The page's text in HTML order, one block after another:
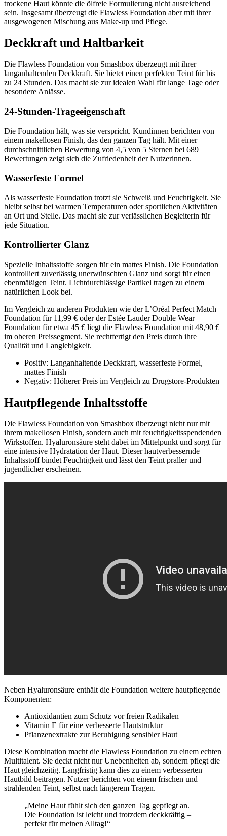
trockene Haut könnte die ölfreie Formulierung nicht ausreichend
sein. Insgesamt überzeugt die Flawless Foundation aber mit ihrer
ausgewogenen Mischung aus Make-up und Pflege.
Deckkraft und Haltbarkeit
Die Flawless Foundation von Smashbox überzeugt mit ihrer
langanhaltenden Deckkraft. Sie bietet einen perfekten Teint für bis
zu 24 Stunden. Das macht sie zur idealen Wahl für lange Tage oder
besondere Anlässe.
24-Stunden-Trageeigenschaft
Die Foundation hält, was sie verspricht. Kundinnen berichten von
einem makellosen Finish, das den ganzen Tag hält. Mit einer
durchschnittlichen Bewertung von 4,5 von 5 Sternen bei 689
Bewertungen zeigt sich die Zufriedenheit der Nutzerinnen.
Wasserfeste Formel
Als wasserfeste Foundation trotzt sie Schweiß und Feuchtigkeit. Sie
bleibt selbst bei warmen Temperaturen oder sportlichen Aktivitäten
an Ort und Stelle. Das macht sie zur verlässlichen Begleiterin für
jede Situation.
Kontrollierter Glanz
Spezielle Inhaltsstoffe sorgen für ein mattes Finish. Die Foundation
kontrolliert zuverlässig unerwünschten Glanz und sorgt für einen
ebenmäßigen Teint. Lichtdurchlässige Partikel tragen zu einem
natürlichen Look bei.
Im Vergleich zu anderen Produkten wie der L’Oréal Perfect Match
Foundation für 11,99 € oder der Estée Lauder Double Wear
Foundation für etwa 45 € liegt die Flawless Foundation mit 48,90 €
im oberen Preissegment. Sie rechtfertigt den Preis durch ihre
Qualität und Langlebigkeit.
Positiv: Langanhaltende Deckkraft, wasserfeste Formel,
mattes Finish
Negativ: Höherer Preis im Vergleich zu Drugstore-Produkten
Hautpflegende Inhaltsstoffe
Die Flawless Foundation von Smashbox überzeugt nicht nur mit
ihrem makellosen Finish, sondern auch mit feuchtigkeitsspendenden
Wirkstoffen. Hyaluronsäure steht dabei im Mittelpunkt und sorgt für
eine intensive Hydratation der Haut. Dieser hautverbessernde
Inhaltsstoff bindet Feuchtigkeit und lässt den Teint praller und
jugendlicher erscheinen.
Neben Hyaluronsäure enthält die Foundation weitere hautpflegende
Komponenten:
Antioxidantien zum Schutz vor freien Radikalen
Vitamin E für eine verbesserte Hautstruktur
Pflanzenextrakte zur Beruhigung sensibler Haut
Diese Kombination macht die Flawless Foundation zu einem echten
Multitalent. Sie deckt nicht nur Unebenheiten ab, sondern pflegt die
Haut gleichzeitig. Langfristig kann dies zu einem verbesserten
Hautbild beitragen. Nutzer berichten von einem frischen und
strahlenden Teint, selbst nach längerem Tragen.
„Meine Haut fühlt sich den ganzen Tag gepflegt an.
Die Foundation ist leicht und trotzdem deckkräftig –
perfekt für meinen Alltag!“